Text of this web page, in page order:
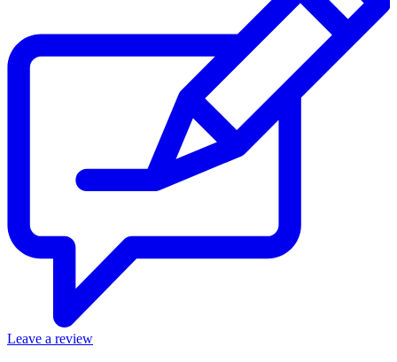
Leave a review